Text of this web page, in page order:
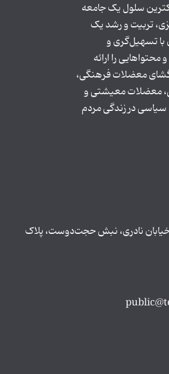
سلول یک جامعه
تربیت و رشد یک
با تسهیل‌گری و
را ارائه
معضلات فرهنگی،
معضلات معیشتی و
در زندگی مردم
خیابان نادری، نبش حجت‌دوست، پلاک